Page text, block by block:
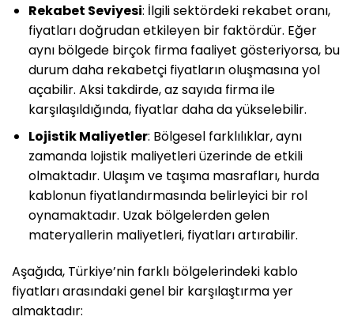
Rekabet Seviyesi: İlgili sektördeki rekabet oranı,
fiyatları doğrudan etkileyen bir faktördür. Eğer
aynı bölgede birçok firma faaliyet gösteriyorsa, bu
durum daha rekabetçi fiyatların oluşmasına yol
açabilir. Aksi takdirde, az sayıda firma ile
karşılaşıldığında, fiyatlar daha da yükselebilir.
Lojistik Maliyetler: Bölgesel farklılıklar, aynı
zamanda lojistik maliyetleri üzerinde de etkili
olmaktadır. Ulaşım ve taşıma masrafları, hurda
kablonun fiyatlandırmasında belirleyici bir rol
oynamaktadır. Uzak bölgelerden gelen
materyallerin maliyetleri, fiyatları artırabilir.
Aşağıda, Türkiye’nin farklı bölgelerindeki kablo
fiyatları arasındaki genel bir karşılaştırma yer
almaktadır: